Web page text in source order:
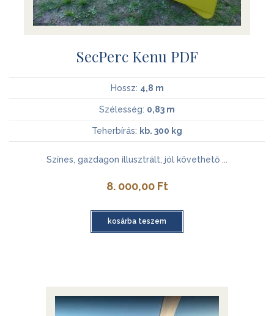
SecPerc Kenu PDF
Hossz: 4,8 m
Szélesség: 0,83 m
Teherbírás: kb. 300 kg
Színes, gazdagon illusztrált, jól követhető ...
8. 000,00 Ft
kosárba teszem